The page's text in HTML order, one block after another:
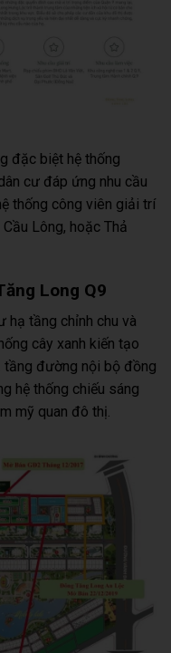
đặc biệt hệ thống
cư đáp ứng nhu cầu
thống công viên giải trí
Lông, hoặc Thả
Long Q9
hạ tầng chỉnh chu và
cây xanh kiến tạo
tầng đường nội bộ đồng
hệ thống chiếu sáng
mỹ quan đô thị.